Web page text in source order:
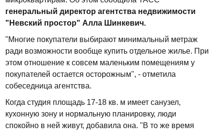
генеральный директор агентства недвижимости
"Невский простор" Алла Шинкевич.
"Многие покупатели выбирают минимальный метраж
ради возможности вообще купить отдельное жилье. При
этом отношение к совсем маленьким помещениям у
покупателей остается осторожным", - отметила
собеседница агентства.
Когда студия площадь 17-18 кв. м имеет санузел,
кухонную зону и нормальную планировку, люди
спокойно в ней живут, добавила она. "В то же время